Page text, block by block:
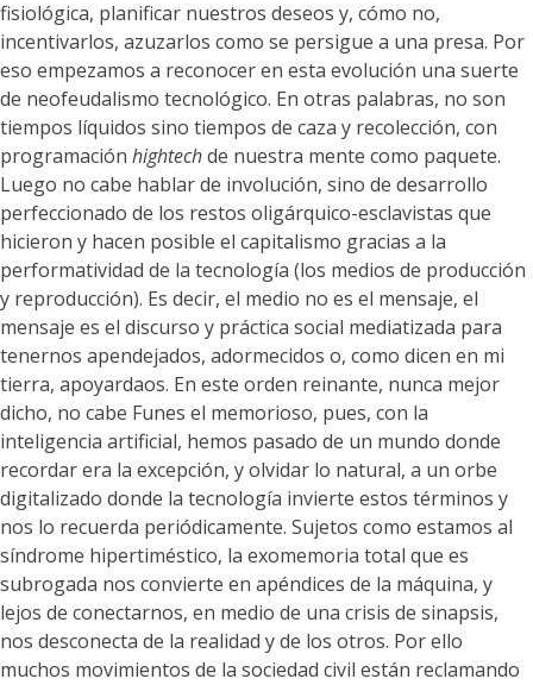
fisiológica, planificar nuestros deseos y, cómo no,
incentivarlos, azuzarlos como se persigue a una presa. Por
eso empezamos a reconocer en esta evolución una suerte
de neofeudalismo tecnológico. En otras palabras, no son
tiempos líquidos sino tiempos de caza y recolección, con
programación hightechde nuestra mente como paquete.
Luego no cabe hablar de involución, sino de desarrollo
perfeccionado de los restos oligárquico-esclavistas que
hicieron y hacen posible el capitalismo gracias a la
performatividad de la tecnología (los medios de producción
y reproducción). Es decir, el medio no es el mensaje, el
mensaje es el discurso y práctica social mediatizada para
tenernos apendejados, adormecidos o, como dicen en mi
tierra, apoyardaos. En este orden reinante, nunca mejor
dicho, no cabe Funes el memorioso, pues, con la
inteligencia artificial, hemos pasado de un mundo donde
recordar era la excepción, y olvidar lo natural, a un orbe
digitalizado donde la tecnología invierte estos términos y
nos lo recuerda periódicamente. Sujetos como estamos al
síndrome hipertiméstico, la exomemoria total que es
subrogada nos convierte en apéndices de la máquina, y
lejos de conectarnos, en medio de una crisis de sinapsis,
nos desconecta de la realidad y de los otros. Por ello
muchos movimientos de la sociedad civil están reclamando